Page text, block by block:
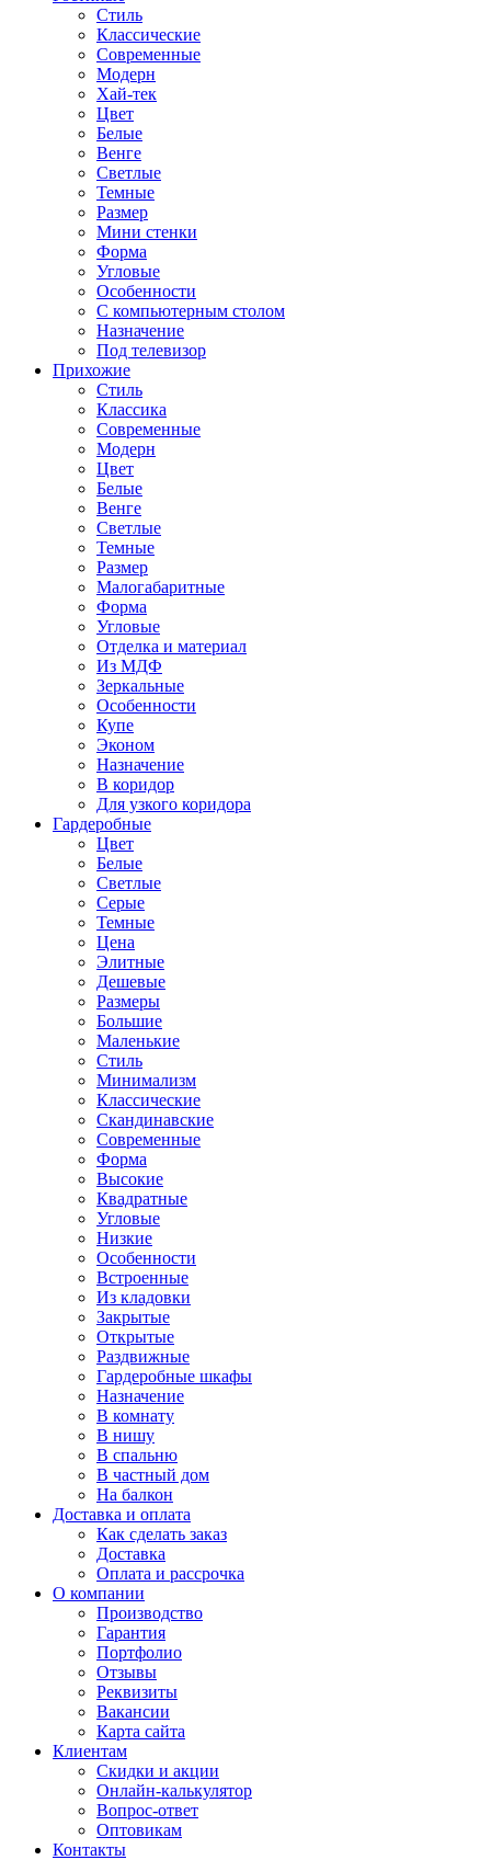
Стиль
Классические
Современные
Модерн
Хай-тек
Цвет
Белые
Венге
Светлые
Темные
Размер
Мини стенки
Форма
Угловые
Особенности
С компьютерным столом
Назначение
Под телевизор
Прихожие
Стиль
Классика
Современные
Модерн
Цвет
Белые
Венге
Светлые
Темные
Размер
Малогабаритные
Форма
Угловые
Отделка и материал
Из МДФ
Зеркальные
Особенности
Купе
Эконом
Назначение
В коридор
Для узкого коридора
Гардеробные
Цвет
Белые
Светлые
Серые
Темные
Цена
Элитные
Дешевые
Размеры
Большие
Маленькие
Стиль
Минимализм
Классические
Скандинавские
Современные
Форма
Высокие
Квадратные
Угловые
Низкие
Особенности
Встроенные
Из кладовки
Закрытые
Открытые
Раздвижные
Гардеробные шкафы
Назначение
В комнату
В нишу
В спальню
В частный дом
На балкон
Доставка и оплата
Как сделать заказ
Доставка
Оплата и рассрочка
О компании
Производство
Гарантия
Портфолио
Отзывы
Реквизиты
Вакансии
Карта сайта
Клиентам
Скидки и акции
Онлайн-калькулятор
Вопрос-ответ
Оптовикам
Контакты